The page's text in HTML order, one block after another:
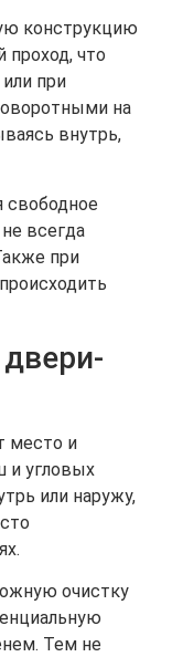
конструкцию
что
при
на
внутрь,
свободное
всегда
при
место и
и угловых
или наружу,
очистку
Тем не